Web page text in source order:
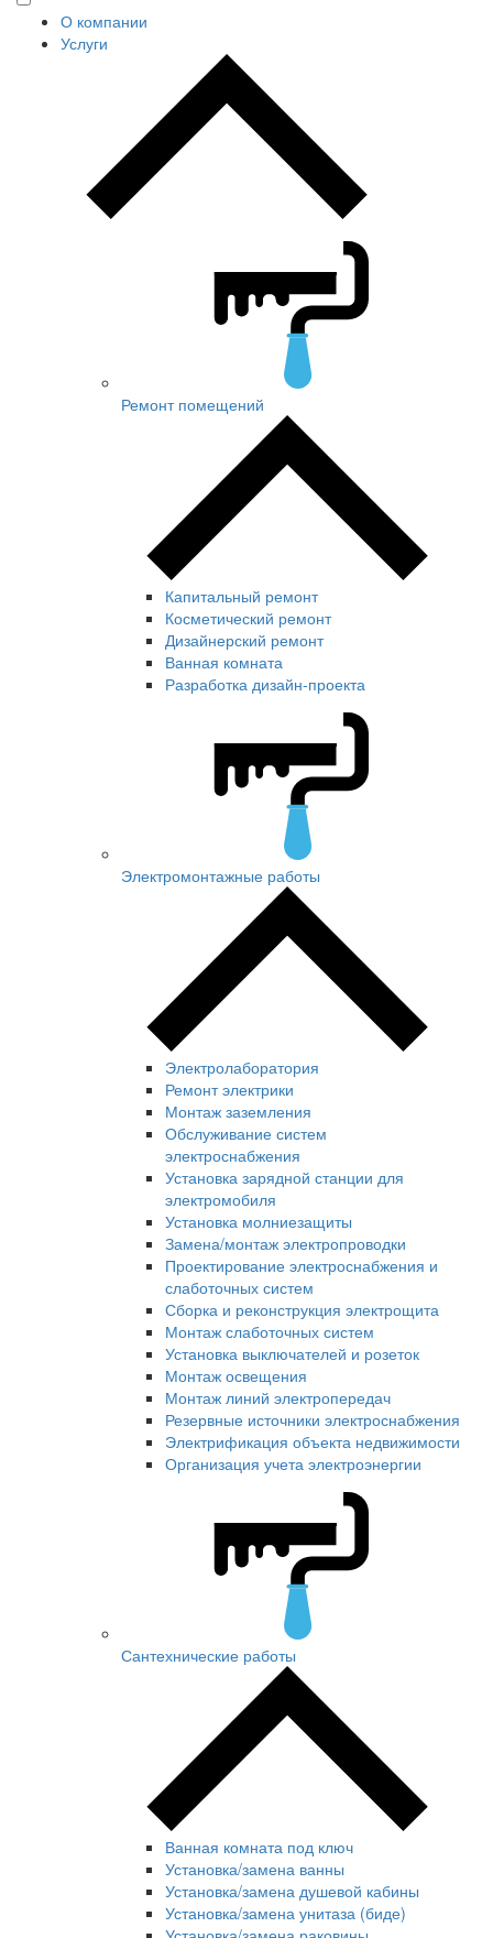
О компании
Услуги
Ремонт помещений
Капитальный ремонт
Косметический ремонт
Дизайнерский ремонт
Ванная комната
Разработка дизайн-проекта
Электромонтажные работы
Электролаборатория
Ремонт электрики
Монтаж заземления
Обслуживание систем
электроснабжения
Установка зарядной станции для
электромобиля
Установка молниезащиты
Замена/монтаж электропроводки
Проектирование электроснабжения и
слаботочных систем
Сборка и реконструкция электрощита
Монтаж слаботочных систем
Установка выключателей и розеток
Монтаж освещения
Монтаж линий электропередач
Резервные источники электроснабжения
Электрификация объекта недвижимости
Организация учета электроэнергии
Сантехнические работы
Ванная комната под ключ
Установка/замена ванны
Установка/замена душевой кабины
Установка/замена унитаза (биде)